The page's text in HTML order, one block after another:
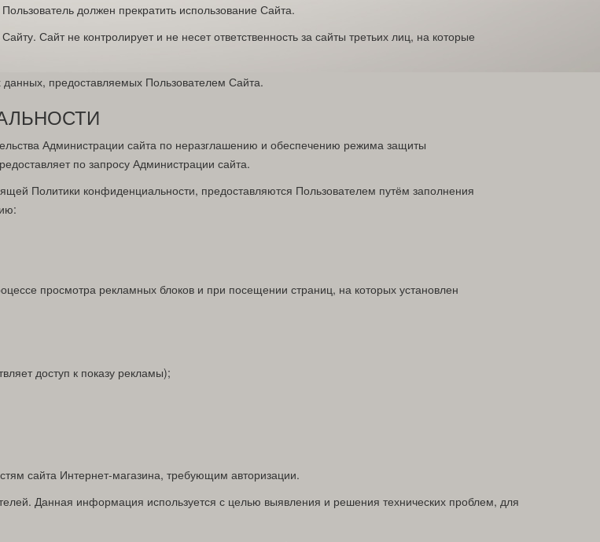
должен прекратить использование Сайта.
Сайт не контролирует и не несет ответственность за сайты третьих лиц, на которые
данных, предоставляемых Пользователем Сайта.
Администрации сайта по неразглашению и обеспечению режима защиты
по запросу Администрации сайта.
Политики конфиденциальности, предоставляются Пользователем путём заполнения
просмотра рекламных блоков и при посещении страниц, на которых установлен
доступ к показу рекламы);
сайта Интернет-магазина, требующим авторизации.
Данная информация используется с целью выявления и решения технических проблем, для